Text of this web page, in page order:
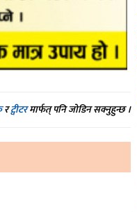
रट्वीटरमार्फत् पनि जोडिन सक्नुहुन्छ ।